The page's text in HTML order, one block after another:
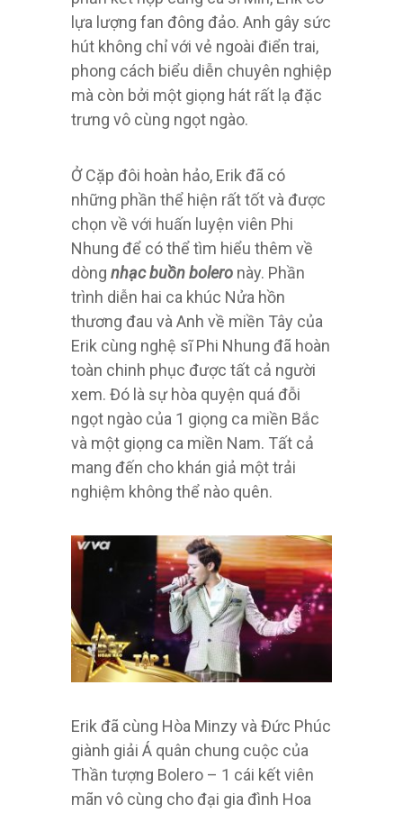
lựa lượng fan đông đảo. Anh gây sức
hút không chỉ với vẻ ngoài điển trai,
phong cách biểu diễn chuyên nghiệp
mà còn bởi một giọng hát rất lạ đặc
trưng vô cùng ngọt ngào.
Ở Cặp đôi hoàn hảo, Erik đã có
những phần thể hiện rất tốt và được
chọn về với huấn luyện viên Phi
Nhung để có thể tìm hiểu thêm về
dòng nhạc buồn bolero này. Phần
trình diễn hai ca khúc Nửa hồn
thương đau và Anh về miền Tây của
Erik cùng nghệ sĩ Phi Nhung đã hoàn
toàn chinh phục được tất cả người
xem. Đó là sự hòa quyện quá đỗi
ngọt ngào của 1 giọng ca miền Bắc
và một giọng ca miền Nam. Tất cả
mang đến cho khán giả một trải
nghiệm không thể nào quên.
Erik đã cùng Hòa Minzy và Đức Phúc
giành giải Á quân chung cuộc của
Thần tượng Bolero – 1 cái kết viên
mãn vô cùng cho đại gia đình Hoa